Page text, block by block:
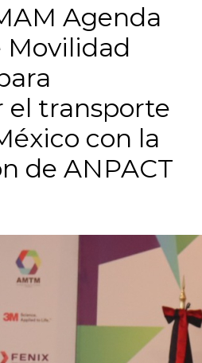
Agenda
Movilidad
transporte
con la
de ANPACT